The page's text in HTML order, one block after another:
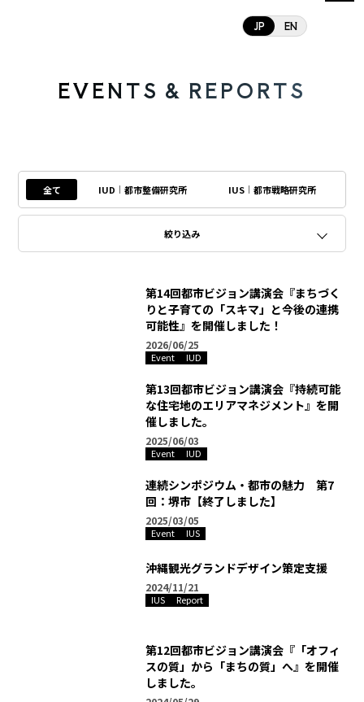
JP EN
EVENTS & REPORTS
全て IUD 都市整備研究所 IUS 都市戦略研究所
絞り込み
第14回都市ビジョン講演会『まちづく
りと子育ての「スキマ」と今後の連携
可能性』を開催しました！
2026/06/25
Event IUD
第13回都市ビジョン講演会『持続可能
な住宅地のエリアマネジメント』を開
催しました。
2025/06/03
Event IUD
連続シンポジウム・都市の魅力 第7
回：堺市【終了しました】
2025/03/05
Event IUS
沖縄観光グランドデザイン策定支援
2024/11/21
IUS Report
第12回都市ビジョン講演会『「オフィ
スの質」から「まちの質」へ』を開催
しました。